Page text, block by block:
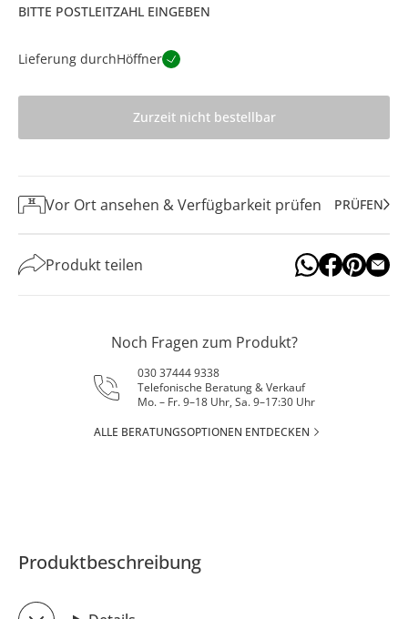
BITTE POSTLEITZAHL EINGEBEN
Lieferung durchHöffner
Zurzeit nicht bestellbar
Vor Ort ansehen & Verfügbarkeit prüfen PRÜFEN
Produkt teilen
Noch Fragen zum Produkt?
030 37444 9338
Telefonische Beratung & Verkauf
Mo. – Fr. 9–18 Uhr, Sa. 9–17:30 Uhr
ALLE BERATUNGSOPTIONEN ENTDECKEN
Produktbeschreibung